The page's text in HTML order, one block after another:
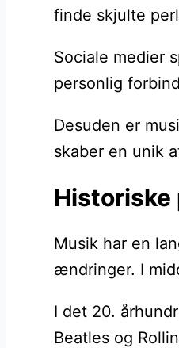
finde skjulte
Sociale medier
personlig
Desuden er
skaber en unik
Historiske
Musik har en
ændringer. I
I det 20.
Beatles og